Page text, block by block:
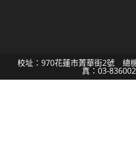
校址：970花蓮市菁華街2號 總
真：03-